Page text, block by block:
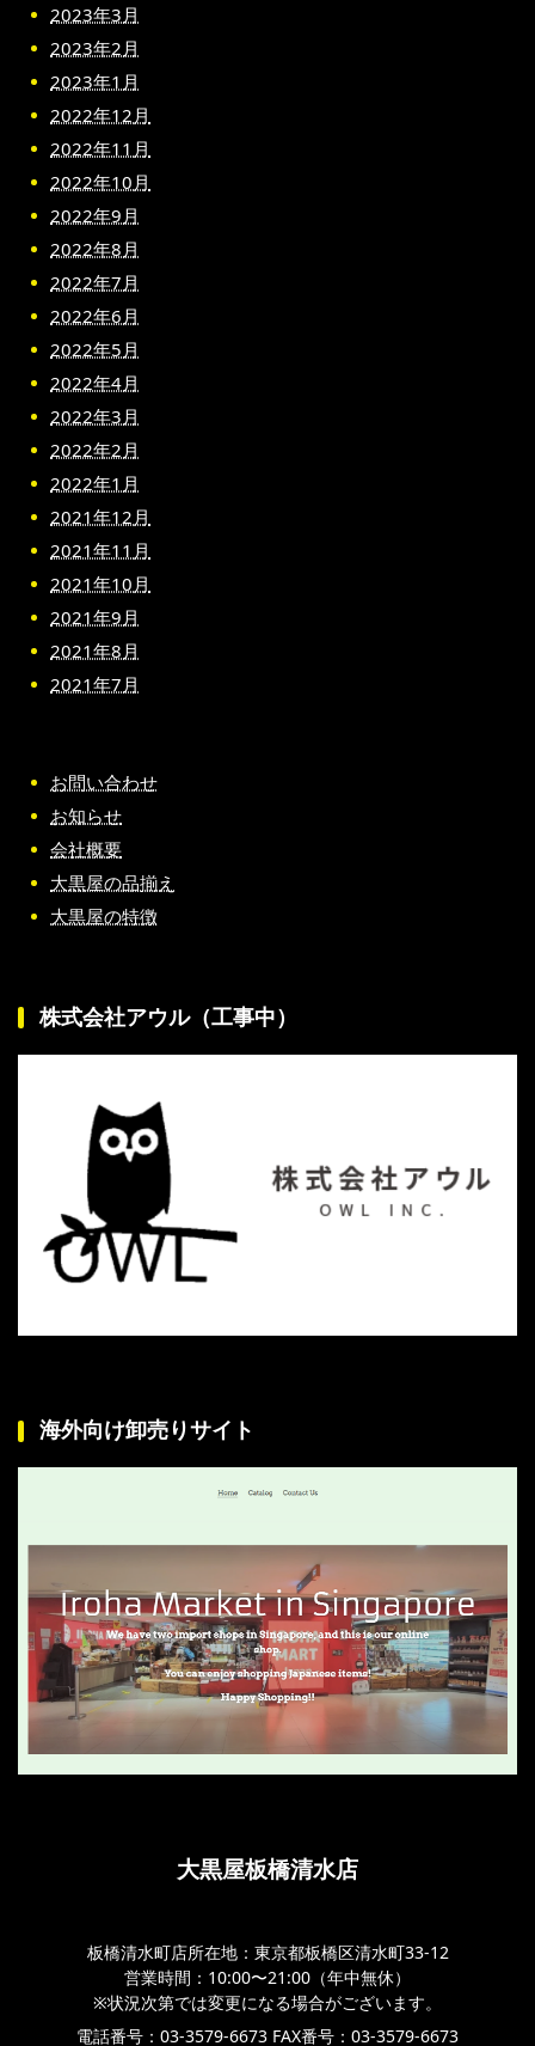
2023年3月
2023年2月
2023年1月
2022年12月
2022年11月
2022年10月
2022年9月
2022年8月
2022年7月
2022年6月
2022年5月
2022年4月
2022年3月
2022年2月
2022年1月
2021年12月
2021年11月
2021年10月
2021年9月
2021年8月
2021年7月
お問い合わせ
お知らせ
会社概要
大黒屋の品揃え
大黒屋の特徴
株式会社アウル（工事中）
海外向け卸売りサイト
大黒屋板橋清水店
板橋清水町店所在地：東京都板橋区清水町33-12
営業時間：10:00〜21:00（年中無休）
※状況次第では変更になる場合がございます。
電話番号：03-3579-6673 FAX番号：03-3579-6673